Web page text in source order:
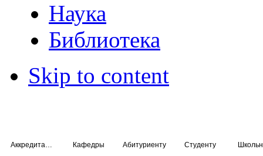
Наука
Библиотека
Skip to content
Кафедры Абитуриенту Студенту